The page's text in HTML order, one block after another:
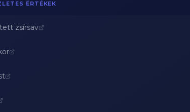
ÉRTÉKEK
zsírsav